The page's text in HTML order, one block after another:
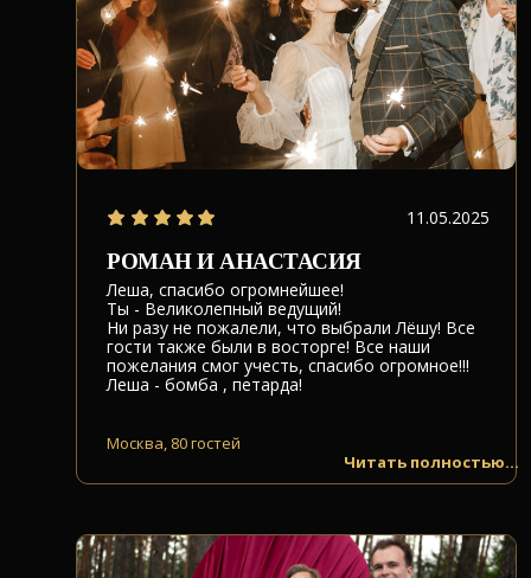
Читать полностью...
Москва, 80 гостей
11.05.2025
Леша, спасибо огромнейшее!
Ты - Великолепный ведущий!
Ни разу не пожалели, что выбрали Лёшу! Все
гости также были в восторге! Все наши
пожелания смог учесть, спасибо огромное!!!
Леша - бомба , петарда!
РОМАН И АНАСТАСИЯ